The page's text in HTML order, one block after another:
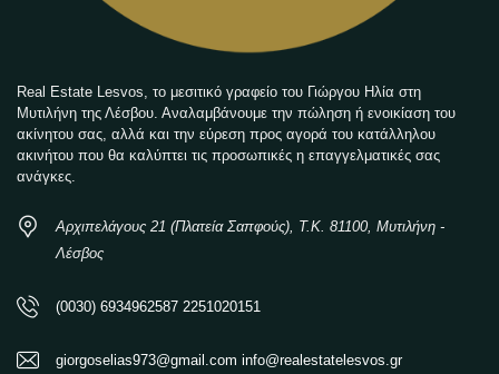
Real Estate Lesvos, το μεσιτικό γραφείο του Γιώργου Ηλία στη
Μυτιλήνη της Λέσβου. Αναλαμβάνουμε την πώληση ή ενοικίαση του
ακίνητου σας, αλλά και την εύρεση προς αγορά του κατάλληλου
ακινήτου που θα καλύπτει τις προσωπικές η επαγγελματικές σας
ανάγκες.
Αρχιπελάγους 21 (Πλατεία Σαπφούς), Τ.Κ. 81100, Μυτιλήνη -
Λέσβος
(0030) 6934962587 2251020151
giorgoselias973@gmail.com info@realestatelesvos.gr